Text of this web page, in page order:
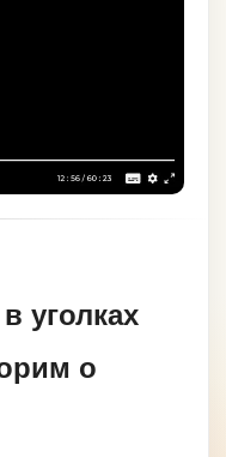
уголках
о